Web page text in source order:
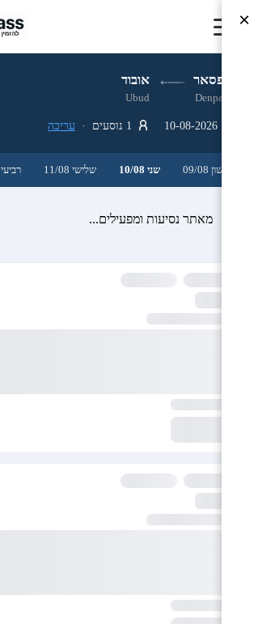
דנפסאר אובוד
Denpasar
Ubud
עריכה
ראשון 09/08 שני 10/08 שלישי 11/08 רביעי 12/08
מאתר נסיעות ומפעילים...
×